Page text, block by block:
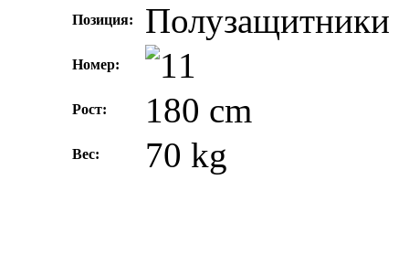
Позиция: Полузащитники
Номер:
Рост: 180 cm
Вес: 70 kg